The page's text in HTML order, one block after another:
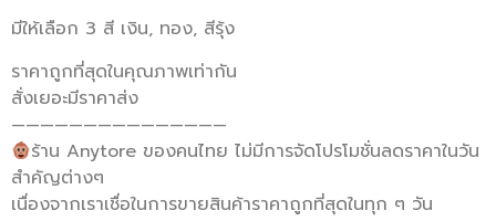
มีให้เลือก 3 สี เงิน, ทอง, สีรุ้ง
ราคาถูกที่สุดในคุณภาพเท่ากัน
สั่งเยอะมีราคาส่ง
———————————————
ร้าน Anytore ของคนไทย ไม่มีการจัดโปรโมชั่นลดราคาในวัน
สำคัญต่างๆ
เนื่องจากเราเชื่อในการขายสินค้าราคาถูกที่สุดในทุก ๆ วัน